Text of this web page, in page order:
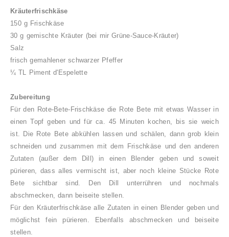
Kräuterfrischkäse
150 g Frischkäse
30 g gemischte Kräuter (bei mir Grüne-Sauce-Kräuter)
Salz
frisch gemahlener schwarzer Pfeffer
¼ TL Piment d'Espelette
Zubereitung
Für den Rote-Bete-Frischkäse die Rote Bete mit etwas Wasser in
einen Topf geben und für ca. 45 Minuten kochen, bis sie weich
ist. Die Rote Bete abkühlen lassen und schälen, dann grob klein
schneiden und zusammen mit dem Frischkäse und den anderen
Zutaten (außer dem Dill) in einen Blender geben und soweit
pürieren, dass alles vermischt ist, aber noch kleine Stücke Rote
Bete sichtbar sind. Den Dill unterrühren und nochmals
abschmecken, dann beiseite stellen.
Für den Kräuterfrischkäse alle Zutaten in einen Blender geben und
möglichst fein pürieren. Ebenfalls abschmecken und beiseite
stellen.